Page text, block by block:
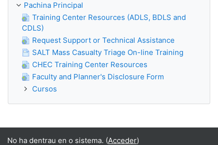
Pachina Principal
Training Center Resources (ADLS, BDLS and
CDLS)
Request Support or Technical Assistance
SALT Mass Casualty Triage On-line Training
CHEC Training Center Resources
Faculty and Planner's Disclosure Form
Cursos
No ha dentrau en o sistema. (Acceder)